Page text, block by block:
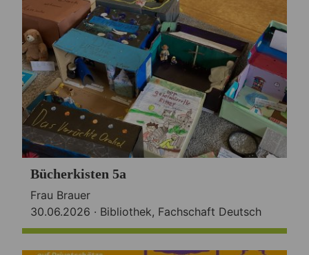
Bücherkisten 5a
Frau Brauer
30.06.2026 · Bibliothek, Fachschaft Deutsch